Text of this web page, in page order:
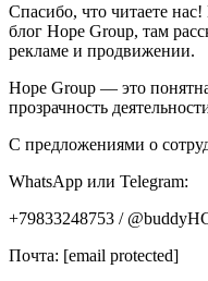
Спасибо, что читаете
блог Hope Group, там
рекламе и продвижении.
Hope Group — это
прозрачность
С предложениями о
WhatsApp или Telegram:
+79833248753 /
Почта: [email protected]